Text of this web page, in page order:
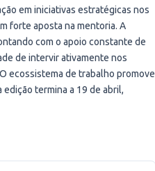
em iniciativas estratégicas nos
forte aposta na mentoria. A
com o apoio constante de
de intervir ativamente nos
ecossistema de trabalho promove
termina a 19 de abril,